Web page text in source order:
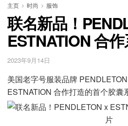
主页 时尚 服饰
联名新品！
ESTNATION 合
2023年9月14日
美国老字号服装品牌
ESTNATION 合作打造的首个胶囊